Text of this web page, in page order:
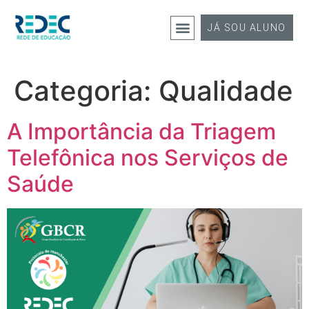
JÁ SOU ALUNO
Categoria: Qualidade
A Importância da Triagem
Telefônica nos Serviços de
Saúde